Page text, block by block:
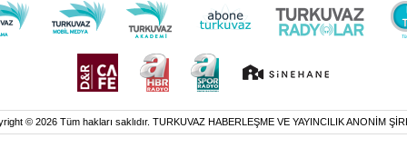
© 2026 Tüm hakları saklıdır. TURKUVAZ HABERLEŞME VE YAYINCILIK ANONİM